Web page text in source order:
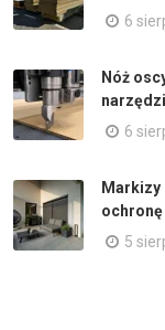
6
Nóż
6
Markizy
ochronę
5